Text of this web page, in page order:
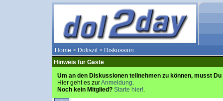
Home > Doliszit> Diskussion
Hinweis für Gäste
Um an den Diskussionen teilnehmen zu können, musst
Hier geht es zurAnmeldung.
Noch kein Mitglied? Starte hier!.